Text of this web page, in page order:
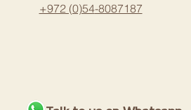
+972 (0)54-8087187